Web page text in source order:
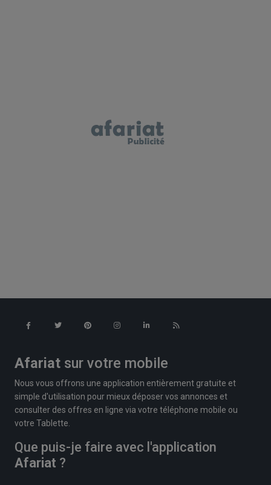
Afariat sur votre mobile
Nous vous offrons une application entièrement gratuite et
simple d'utilisation pour mieux déposer vos annonces et
consulter des offres en ligne via votre téléphone mobile ou
votre Tablette.
Que puis-je faire avec l'application
Afariat ?